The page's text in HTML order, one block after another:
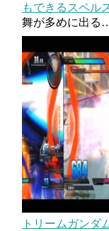
もできるスペル
舞が多めに出る
トリームガンダ